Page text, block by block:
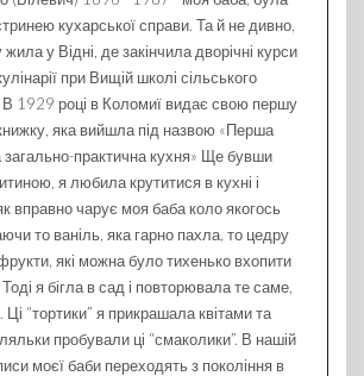
кухарської справи. Та й не дивно,
у Відні, де закінчила дворічні курси
при Вищій школі сільського
В 1929 році в Коломиї видає свою першу
яка вийшла під назвою «Перша
загально-практична кухня» Ще бувши
я любила крутитися в кухні і
вправно чарує моя баба коло якогось
то ваніль, яка гарно пахла, то цедру
які можна було тихенько вхопити
Тоді я бігла в сад і повторювала те саме,
Ці “тортики” я прикрашала квітами та
пробували ці “смаколики”. В нашій
моєї баби переходять з покоління в